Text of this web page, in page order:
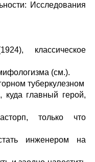
Исследования
классическое
(см.).
туберкулезном
куда главный герой,
только что
инженером на